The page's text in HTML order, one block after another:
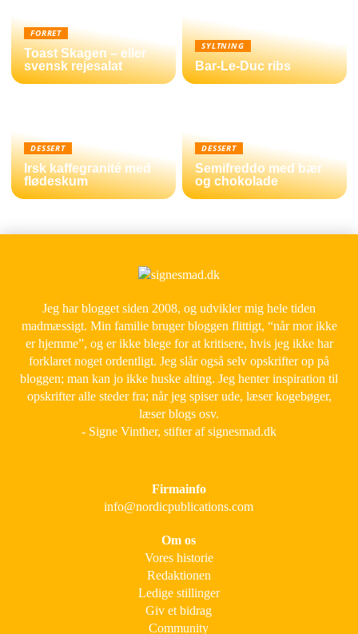
FORRET
Toast Skagen – eller
svensk rejesalat
SYLTNING
Bar-Le-Duc ribs
DESSERT
Irsk kaffegranité med
flødeskum
DESSERT
Semifreddo med bær
og chokolade
Jeg har blogget siden 2008, og udvikler mig hele tiden
madmæssigt. Min familie bruger bloggen flittigt, “når mor ikke
er hjemme”, og er ikke blege for at kritisere, hvis jeg ikke har
forklaret noget ordentligt. Jeg slår også selv opskrifter op på
bloggen; man kan jo ikke huske alting. Jeg henter inspiration til
opskrifter alle steder fra; når jeg spiser ude, læser kogebøger,
læser blogs osv.
- Signe Vinther, stifter af signesmad.dk
Firmainfo
info@nordicpublications.com
Om os
Vores historie
Redaktionen
Ledige stillinger
Giv et bidrag
Community